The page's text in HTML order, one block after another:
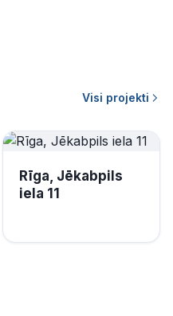
Visi projekti
Rīga, Jēkabpils
iela 11